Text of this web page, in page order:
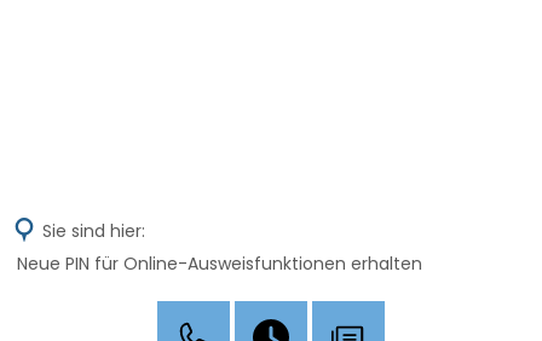
Sie sind hier:
Neue PIN für Online-Ausweisfunktionen erhalten